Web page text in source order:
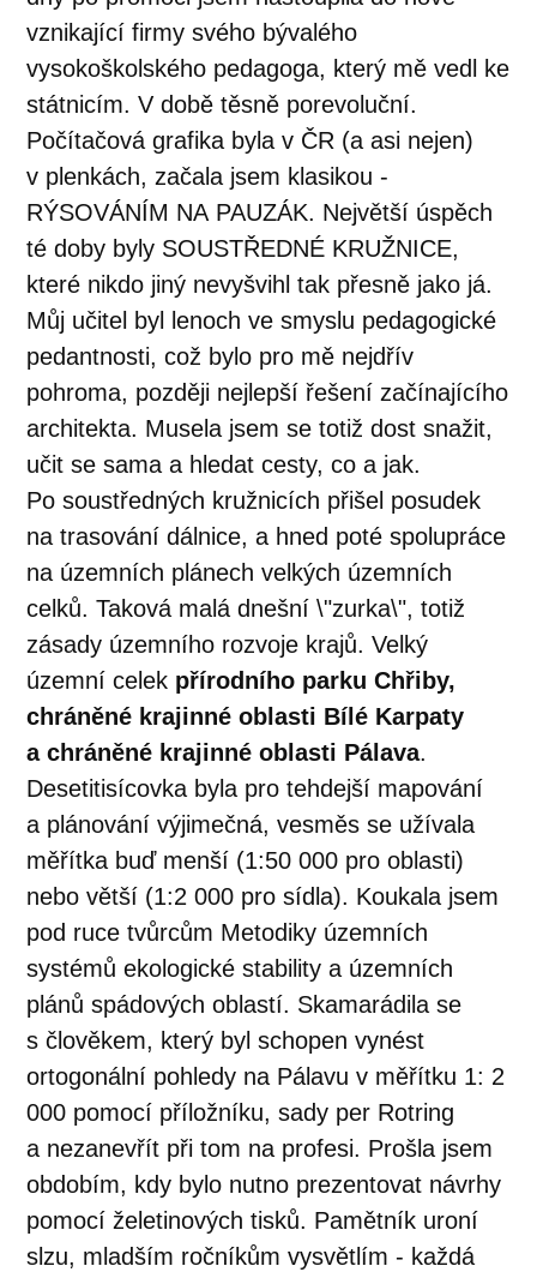
vznikající firmy svého bývalého
vysokoškolského pedagoga, který mě vedl ke
státnicím. V době těsně porevoluční.
Počítačová grafika byla v ČR (a asi nejen)
v plenkách, začala jsem klasikou -
RÝSOVÁNÍM NA PAUZÁK. Největší úspěch
té doby byly SOUSTŘEDNÉ KRUŽNICE,
které nikdo jiný nevyšvihl tak přesně jako já.
Můj učitel byl lenoch ve smyslu pedagogické
pedantnosti, což bylo pro mě nejdřív
pohroma, později nejlepší řešení začínajícího
architekta. Musela jsem se totiž dost snažit,
učit se sama a hledat cesty, co a jak.
Po soustředných kružnicích přišel posudek
na trasování dálnice, a hned poté spolupráce
na územních plánech velkých územních
celků. Taková malá dnešní \"zurka\", totiž
zásady územního rozvoje krajů. Velký
územní celek přírodního parku Chřiby,
chráněné krajinné oblasti Bílé Karpaty
a chráněné krajinné oblasti Pálava.
Desetitisícovka byla pro tehdejší mapování
a plánování výjimečná, vesměs se užívala
měřítka buď menší (1:50 000 pro oblasti)
nebo větší (1:2 000 pro sídla). Koukala jsem
pod ruce tvůrcům Metodiky územních
systémů ekologické stability a územních
plánů spádových oblastí. Skamarádila se
s člověkem, který byl schopen vynést
ortogonální pohledy na Pálavu v měřítku 1: 2
000 pomocí příložníku, sady per Rotring
a nezanevřít při tom na profesi. Prošla jsem
obdobím, kdy bylo nutno prezentovat návrhy
pomocí želetinových tisků. Pamětník uroní
slzu, mladším ročníkům vysvětlím - každá